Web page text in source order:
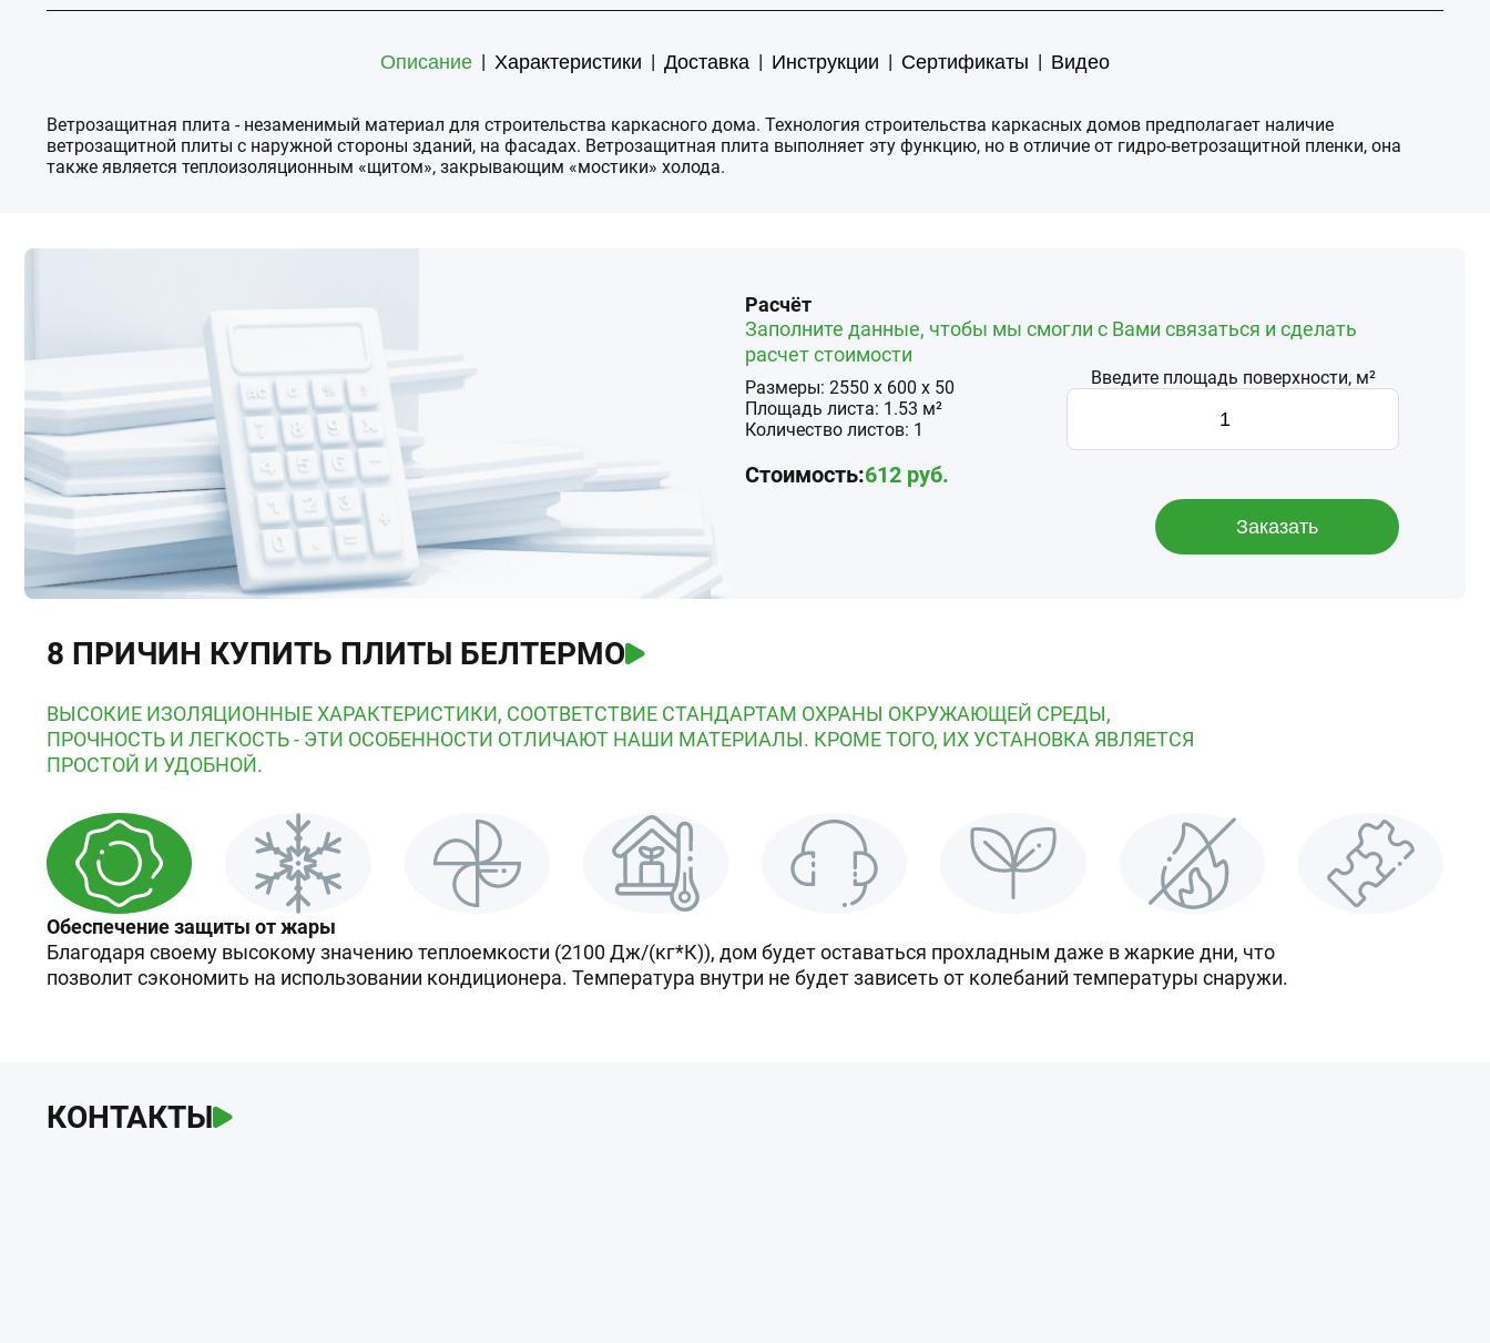
Описание | Характеристики | Доставка | Инструкции | Сертификаты | Видео
Ветрозащитная плита - незаменимый материал для строительства каркасного дома. Технология строительства каркасных домов предполагает наличие
ветрозащитной плиты с наружной стороны зданий, на фасадах. Ветрозащитная плита выполняет эту функцию, но в отличие от гидро-ветрозащитной пленки, она
также является теплоизоляционным «щитом», закрывающим «мостики» холода.
Расчёт
Заполните данные, чтобы мы смогли с Вами связаться и сделать
расчет стоимости
Размеры: 2550 x 600 x 50
Площадь листа: 1.53 м²
Количество листов: 1
Введите площадь поверхности, м²
Стоимость:612 руб.
Заказать
8 ПРИЧИН КУПИТЬ ПЛИТЫ БЕЛТЕРМО
ВЫСОКИЕ ИЗОЛЯЦИОННЫЕ ХАРАКТЕРИСТИКИ, СООТВЕТСТВИЕ СТАНДАРТАМ ОХРАНЫ ОКРУЖАЮЩЕЙ СРЕДЫ,
ПРОЧНОСТЬ И ЛЕГКОСТЬ - ЭТИ ОСОБЕННОСТИ ОТЛИЧАЮТ НАШИ МАТЕРИАЛЫ. КРОМЕ ТОГО, ИХ УСТАНОВКА ЯВЛЯЕТСЯ
ПРОСТОЙ И УДОБНОЙ.
Обеспечение защиты от жары
Благодаря своему высокому значению теплоемкости (2100 Дж/(кг*К)), дом будет оставаться прохладным даже в жаркие дни, что
позволит сэкономить на использовании кондиционера. Температура внутри не будет зависеть от колебаний температуры снаружи.
КОНТАКТЫ